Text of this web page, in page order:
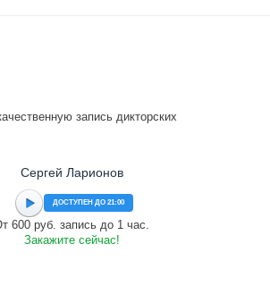
запись дикторских
Сергей Ларионов
ДОСТУПЕН ДО 21:00
600 руб. запись до 1 час.
Закажите сейчас!